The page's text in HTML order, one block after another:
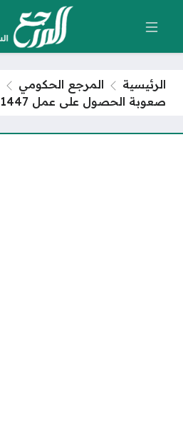
الرئيسية المرجع الحكومي
صعوبة الحصول على عمل 1447